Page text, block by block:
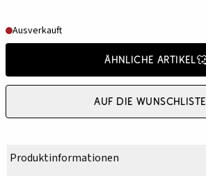
Ausverkauft
Ähnliche Artikel
Auf die Wunschliste
Produktinformationen